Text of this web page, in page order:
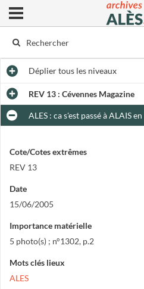
Archives
Ouvrir le menu déroulant
Dépliertous les niveaux
REV 13 : Cévennes Magazine
ALES : ca s'est passé à ALAIS
Cote/Cotes extrêmes
REV 13
Date
15/06/2005
Importance matérielle
5 photo(s) ; n°1302, p.2
Mots clés lieux
ALES